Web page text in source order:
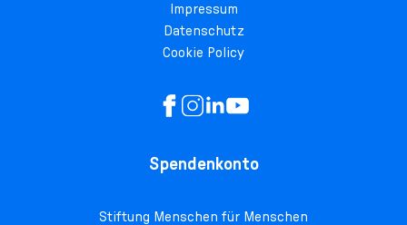
Impressum
Datenschutz
Cookie Policy
Spendenkonto
Stiftung Menschen für Menschen